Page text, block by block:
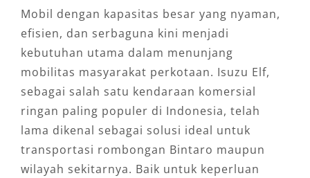
Mobil dengan kapasitas besar yang nyaman,
efisien, dan serbaguna kini menjadi
kebutuhan utama dalam menunjang
mobilitas masyarakat perkotaan. Isuzu Elf,
sebagai salah satu kendaraan komersial
ringan paling populer di Indonesia, telah
lama dikenal sebagai solusi ideal untuk
transportasi rombongan Bintaro maupun
wilayah sekitarnya. Baik untuk keperluan